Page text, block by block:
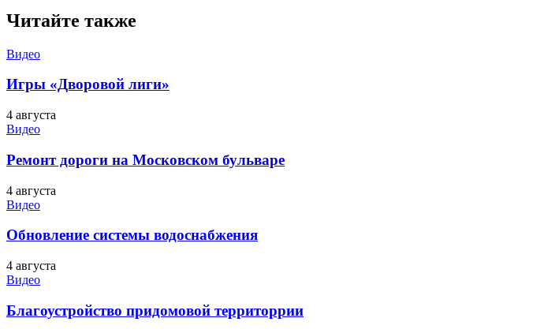
Читайте также
Видео
Игры «Дворовой лиги»
4 августа
Видео
Ремонт дороги на Московском бульваре
4 августа
Видео
Обновление системы водоснабжения
4 августа
Видео
Благоустройство придомовой территоррии